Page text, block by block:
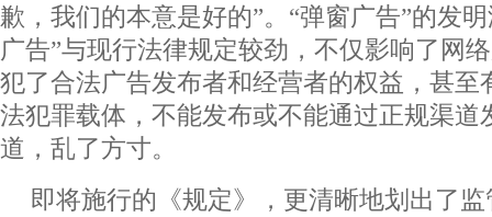
歉，我们的本意是好的”。“弹窗广告”的发
广告”与现行法律规定较劲，不仅影响了网
犯了合法广告发布者和经营者的权益，甚至
法犯罪载体，不能发布或不能通过正规渠道
道，乱了方寸。
即将施行的《规定》，更清晰地划出了